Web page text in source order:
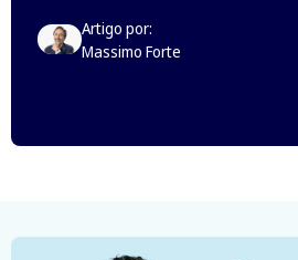
Artigo por:
Massimo Forte